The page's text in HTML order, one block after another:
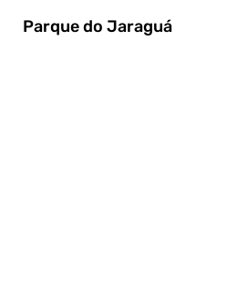
Parque do Jaraguá